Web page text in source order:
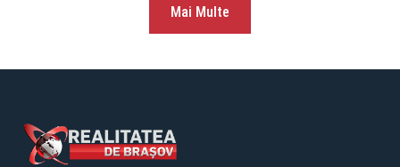
Mai Multe